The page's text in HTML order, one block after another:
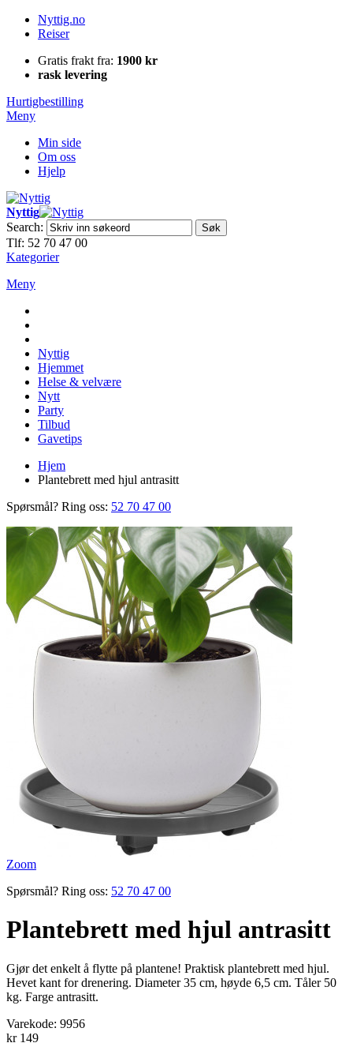
Nyttig.no
Reiser
Gratis frakt fra: 1900 kr
rask levering
Hurtigbestilling
Meny
Min side
Om oss
Hjelp
Nyttig
Search:
Søk
Tlf: 52 70 47 00
Kategorier
Meny
Nyttig
Hjemmet
Helse & velvære
Nytt
Party
Tilbud
Gavetips
Hjem
Plantebrett med hjul antrasitt
Spørsmål? Ring oss: 52 70 47 00
Zoom
Spørsmål? Ring oss: 52 70 47 00
Plantebrett med hjul antrasitt
Gjør det enkelt å flytte på plantene! Praktisk plantebrett med hjul.
Hevet kant for drenering. Diameter 35 cm, høyde 6,5 cm. Tåler 50
kg. Farge antrasitt.
Varekode: 9956
kr 149